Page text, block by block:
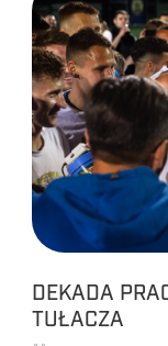
DEKADA
TUŁACZA